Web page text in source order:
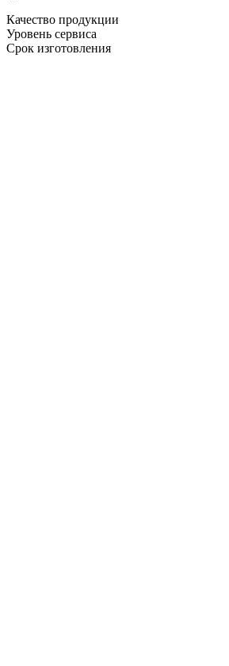
Качество продукции
Уровень сервиса
Срок изготовления